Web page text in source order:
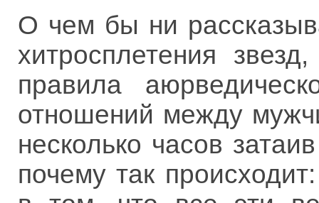
О чем бы ни
хитросплетения
правила
отношений между
несколько часов
почему так